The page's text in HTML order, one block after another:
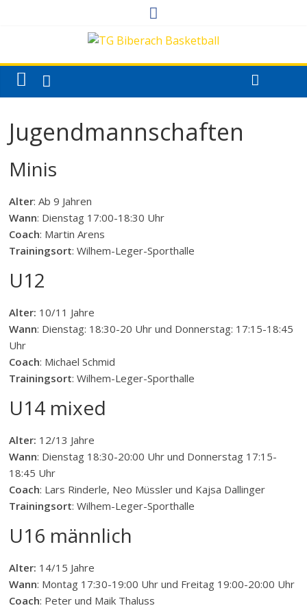
Jugendmannschaften
Minis
Alter: Ab 9 Jahren
Wann: Dienstag 17:00-18:30 Uhr
Coach: Martin Arens
Trainingsort: Wilhem-Leger-Sporthalle
U12
Alter: 10/11 Jahre
Wann: Dienstag: 18:30-20 Uhr und Donnerstag: 17:15-18:45
Uhr
Coach: Michael Schmid
Trainingsort: Wilhem-Leger-Sporthalle
U14 mixed
Alter: 12/13 Jahre
Wann: Dienstag 18:30-20:00 Uhr und Donnerstag 17:15-
18:45 Uhr
Coach: Lars Rinderle, Neo Müssler und Kajsa Dallinger
Trainingsort: Wilhem-Leger-Sporthalle
U16 männlich
Alter: 14/15 Jahre
Wann: Montag 17:30-19:00 Uhr und Freitag 19:00-20:00 Uhr
Coach: Peter und Maik Thaluss